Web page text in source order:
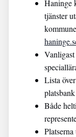
Haninge
tjänster
Lista
Både